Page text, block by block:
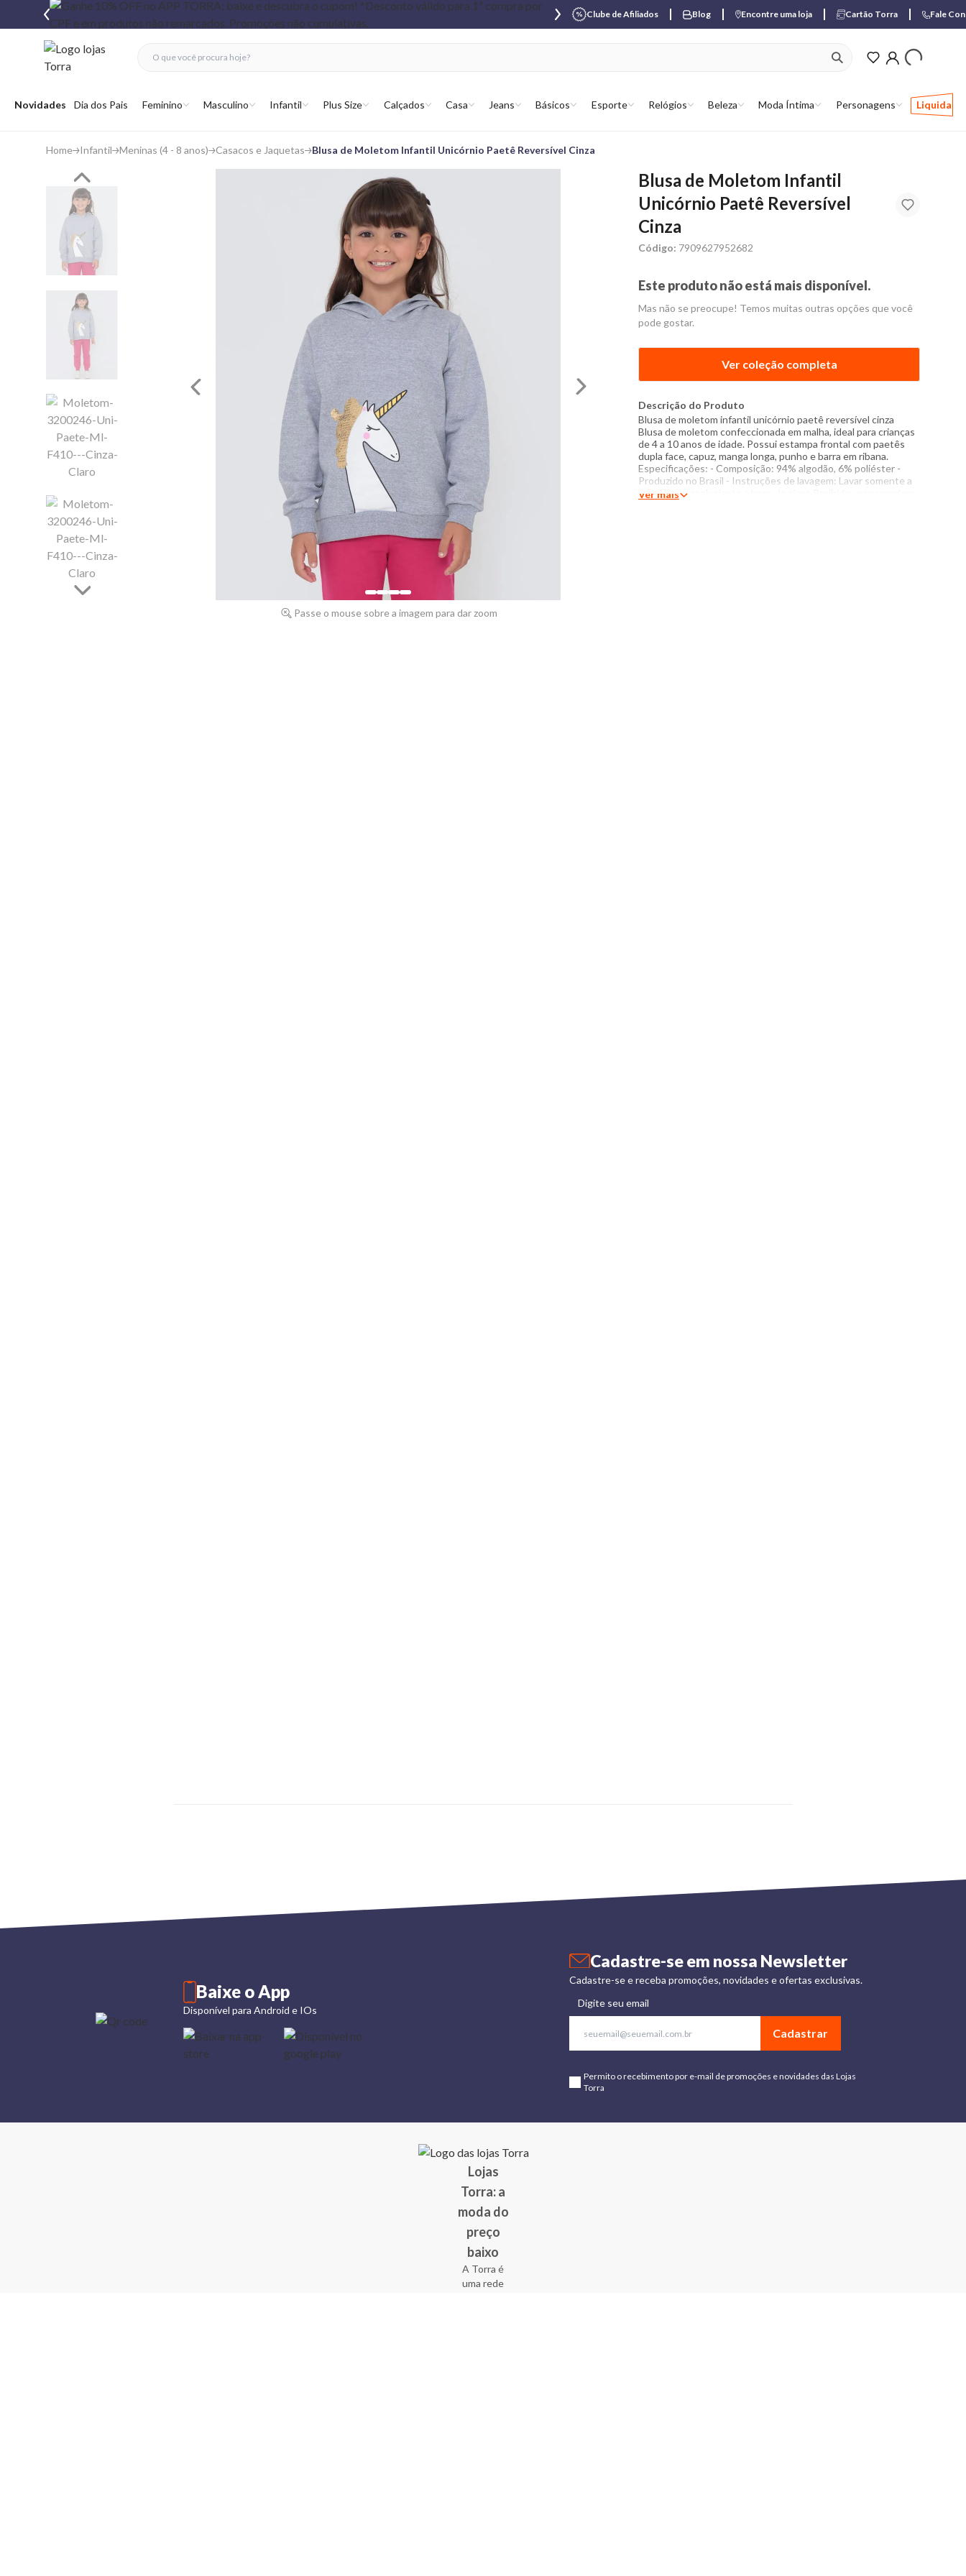
Clube de Afiliados Blog Encontre uma loja Cartão Torra Fale
Abrir menu
Novidades Dia dos Pais Feminino Masculino Infantil Plus Size Calçados Casa Jeans Básicos Esporte Relógios Beleza Moda Íntima Personagens Liquida
ver produtos
fechar menu
fechar menu
favoritos
Home Infantil Meninas (4 - 8 anos) Casacos e Jaquetas Blusa de Moletom Infantil Unicórnio Paetê Reversível Cinza
Passe o mouse sobre a imagem para dar zoom
Blusa de Moletom Infantil
Unicórnio Paetê Reversível
Cinza
Código: 7909627952682
Este produto não está mais disponível.
Mas não se preocupe! Temos muitas outras opções que você
pode gostar.
Ver coleção completa
Descrição do Produto
Blusa de moletom infantil unicórnio paetê reversível cinza
Blusa de moletom confeccionada em malha, ideal para crianças
de 4 a 10 anos de idade. Possui estampa frontal com paetês
dupla face, capuz, manga longa, punho e barra em ribana.
Especificações: - Composição: 94% algodão, 6% poliéster -
Produzido no Brasil - Instruções de lavagem: Lavar somente a
mão Não usar alvejante a base de cloro Proibido usar secadora
Ver mais
Cadastre-se em nossa Newsletter
Cadastre-se e receba promoções, novidades e ofertas exclusivas.
Digite seu email
Cadastrar
Permito o recebimento por e-mail de promoções e novidades das Lojas
Torra
Baixe o App
Disponível para Android e IOs
Lojas
Torra: a
moda do
preço
baixo
A Torra é
uma rede